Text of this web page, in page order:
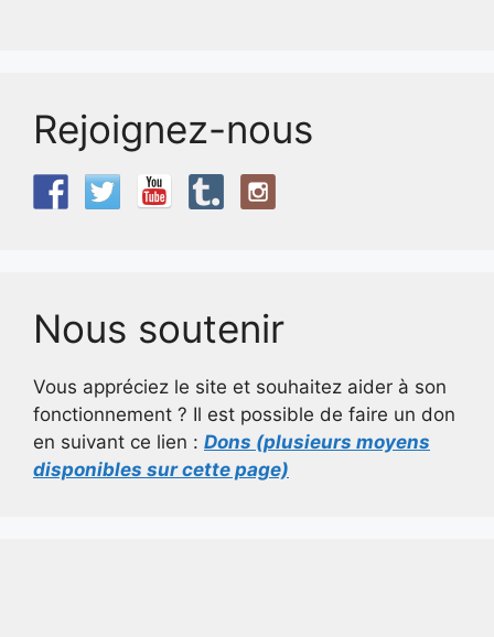
Rejoignez-nous
Nous soutenir
Vous appréciez le site et souhaitez aider à son
fonctionnement ? Il est possible de faire un don
en suivant ce lien : Dons (plusieurs moyens
disponibles sur cette page)